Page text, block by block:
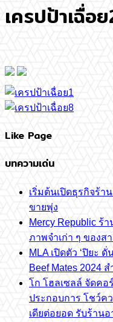
เครปป้าเฉื่อ
Like Page
บทความเด่น
เริ่มต้นเปิดธุรกิจร้า
ขายพุ่ง
Mercy Republic ร้
ภาพจำเก่า ๆ ของส
MLA เปิดตัว ‘ปิยะ
Beef Mates 2024
โก โฮลเซลล์ จัดค
ประกอบการ โชว์ค
เดียต่อยอด รับร้าน